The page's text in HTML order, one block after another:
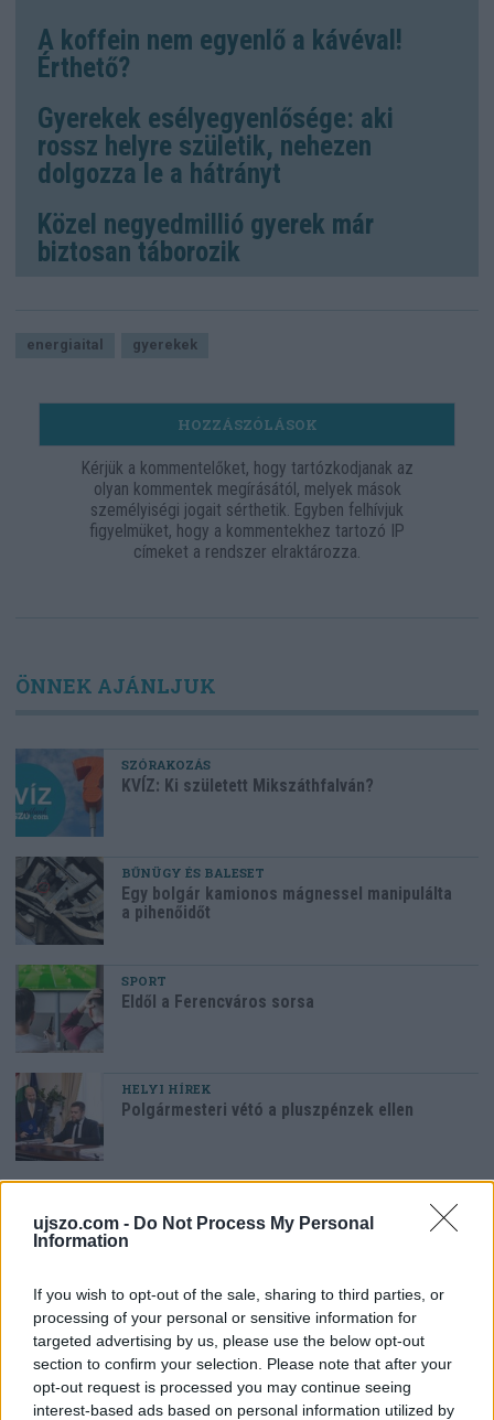
ujszo.com - Do Not Process My Personal
Information
If you wish to opt-out of the sale, sharing to third parties, or
processing of your personal or sensitive information for
targeted advertising by us, please use the below opt-out
section to confirm your selection. Please note that after your
opt-out request is processed you may continue seeing
interest-based ads based on personal information utilized by
A koffein nem egyenlő a kávéval!
Érthető?
Gyerekek esélyegyenlősége: aki
rossz helyre születik, nehezen
dolgozza le a hátrányt
Közel negyedmillió gyerek már
biztosan táborozik
energiaital gyerekek
HOZZÁSZÓLÁSOK
Kérjük a kommentelőket, hogy tartózkodjanak az
olyan kommentek megírásától, melyek mások
személyiségi jogait sérthetik. Egyben felhívjuk
figyelmüket, hogy a kommentekhez tartozó IP
címeket a rendszer elraktározza.
ÖNNEK AJÁNLJUK
SZÓRAKOZÁS
KVÍZ: Ki született Mikszáthfalván?
BŰNÜGY ÉS BALESET
Egy bolgár kamionos mágnessel manipulálta
a pihenőidőt
SPORT
Eldől a Ferencváros sorsa
HELYI HÍREK
Polgármesteri vétó a pluszpénzek ellen
Megszerezhető az autópálya mellett kivágott
fa
Az oroszlánt egy régi ismerőse keresheti
meg váratlanul